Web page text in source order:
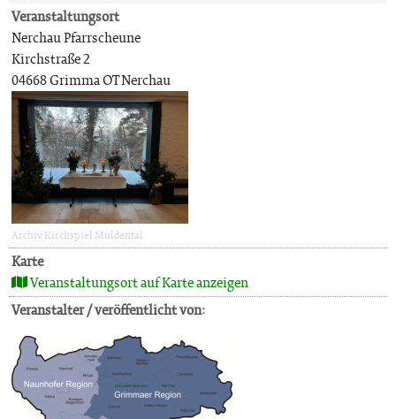
Veranstaltungsort
Nerchau Pfarrscheune
Kirchstraße 2
04668 Grimma OT Nerchau
Archiv Kirchspiel Muldental
Karte
Veranstaltungsort auf Karte anzeigen
Veranstalter / veröffentlicht von: